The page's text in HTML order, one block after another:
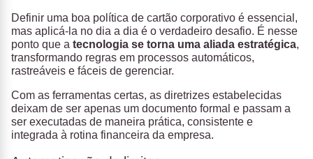
Definir uma boa política de cartão corporativo é essencial,
mas aplicá-la no dia a dia é o verdadeiro desafio. É nesse
ponto que a tecnologia se torna uma aliada estratégica,
transformando regras em processos automáticos,
rastreáveis e fáceis de gerenciar.
Com as ferramentas certas, as diretrizes estabelecidas
deixam de ser apenas um documento formal e passam a
ser executadas de maneira prática, consistente e
integrada à rotina financeira da empresa.